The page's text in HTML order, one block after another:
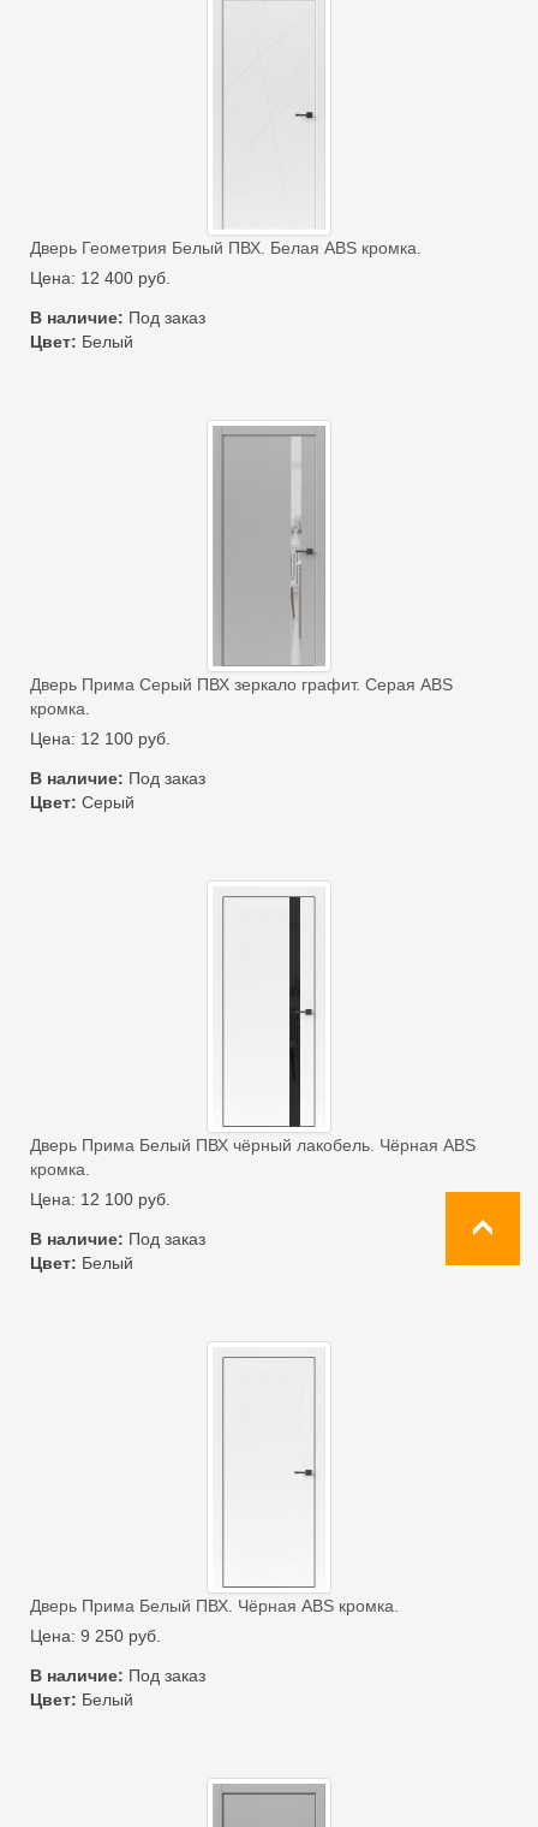
Дверь Геометрия Белый ПВХ. Белая ABS кромка.
Цена: 12 400 руб.
В наличие: Под заказ
Цвет: Белый
Дверь Прима Серый ПВХ зеркало графит. Серая ABS
кромка.
Цена: 12 100 руб.
В наличие: Под заказ
Цвет: Серый
Дверь Прима Белый ПВХ чёрный лакобель. Чёрная ABS
кромка.
Цена: 12 100 руб.
В наличие: Под заказ
Цвет: Белый
Дверь Прима Белый ПВХ. Чёрная ABS кромка.
Цена: 9 250 руб.
В наличие: Под заказ
Цвет: Белый